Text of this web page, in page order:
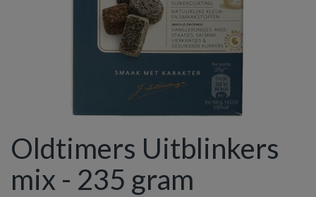
Oldtimers Uitblinkers
mix - 235 gram